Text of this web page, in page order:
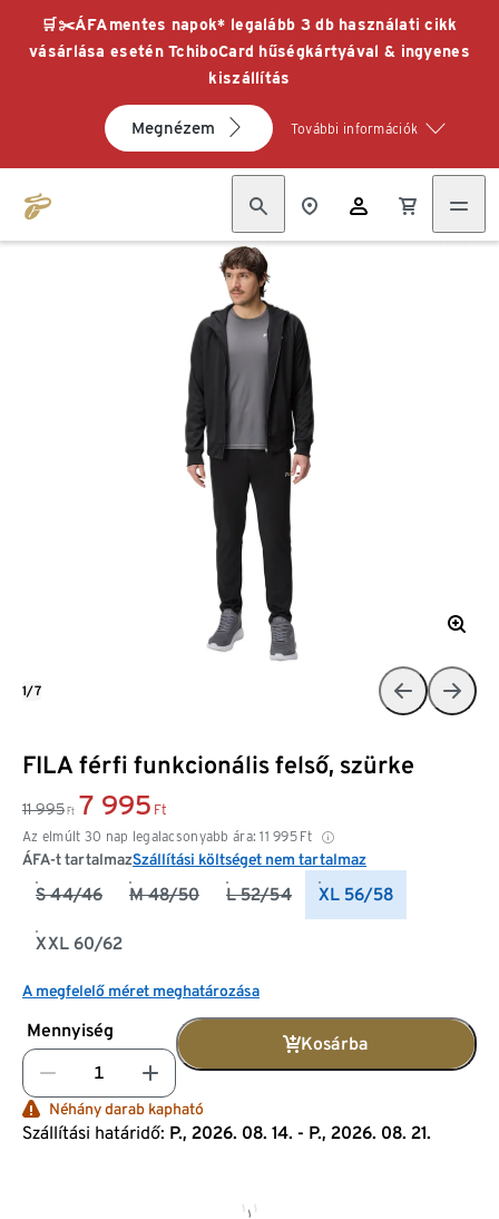
🛒✂️ÁFAmentes napok* legalább 3 db használati cikk
vásárlása esetén TchiboCard hűségkártyával & ingyenes
kiszállítás
Megnézem További információk
FILA férfi funkcionális felső, szürke
11 995 Ft 7 995 Ft
Az elmúlt 30 nap legalacsonyabb ára: 11 995 Ft
ÁFA-t tartalmazSzállítási költséget nem tartalmaz
S 44/46 M 48/50 L 52/54 XL 56/58
XXL 60/62
A megfelelő méret meghatározása
Mennyiség
Kosárba
Néhány darab kapható
Szállítási határidő: P., 2026. 08. 14. - P., 2026. 08. 21.
1/7